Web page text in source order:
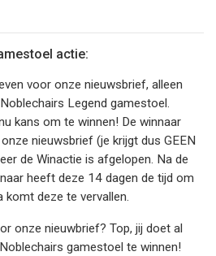
actie:
voor onze nieuwsbrief, alleen
Legend gamestoel.
kans om te winnen! De winnaar
nieuwsbrief (je krijgt dus GEEN
de Winactie is afgelopen. Na de
heeft deze 14 dagen de tijd om
komt deze te vervallen.
onze nieuwbrief? Top, jij doet al
gamestoel te winnen!